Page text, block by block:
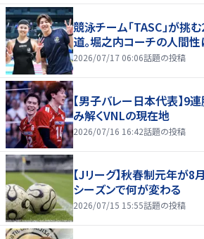
競泳チーム「TASC」が挑
道。堀之内コーチの人間
2026/07/17 06:06話題の投稿
【男子バレー日本代表】9
み解くVNLの現在地
2026/07/16 16:42話題の投稿
【Jリーグ】秋春制元年が
シーズンで何が変わる
2026/07/15 15:55話題の投稿